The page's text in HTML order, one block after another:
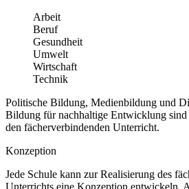
Arbeit
Beruf
Gesundheit
Umwelt
Wirtschaft
Technik
Politische Bildung, Medienbildung und
Bildung für nachhaltige Entwicklung sind
den fächerverbindenden Unterricht.
Konzeption
Jede Schule kann zur Realisierung des
Unterrichts eine Konzeption entwickeln.